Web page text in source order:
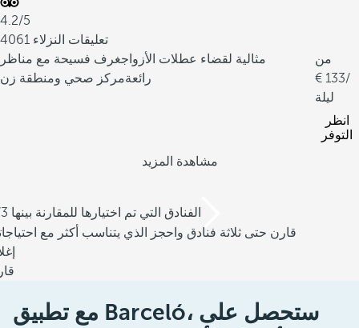
4.2/5
4061 تعليقات النزلاء
مثالية لقضاء عطلات الأزواجغرف فسيحة مع مناظر
رائعةمركز صحي ومنطقة زن
من
133/
ليلة
انظر
التوفر
مشاهدة المزيد
/3 الفنادق التي تم اختيارها للمقارنة بينها
قارن حتى ثلاثة فنادق واحجز الذي يتناسب أكثر مع
مع تطبيق Barceló، ستحصل على